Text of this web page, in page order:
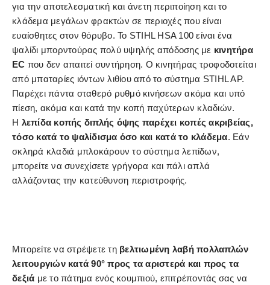
για την αποτελεσματική και άνετη περιποίηση και το
κλάδεμα μεγάλων φρακτών σε περιοχές που είναι
ευαίσθητες στον θόρυβο. Το STIHL HSA 100 είναι ένα
ψαλίδι μπορντούρας πολύ υψηλής απόδοσης με κινητήρα
EC που δεν απαιτεί συντήρηση. Ο κινητήρας τροφοδοτείται
από μπαταρίες ιόντων λιθίου από το σύστημα STIHL AP.
Παρέχει πάντα σταθερό ρυθμό κινήσεων ακόμα και υπό
πίεση, ακόμα και κατά την κοπή παχύτερων κλαδιών.
Η λεπίδα κοπής διπλής όψης παρέχει κοπές ακριβείας,
τόσο κατά το ψαλίδισμα όσο και κατά το κλάδεμα. Εάν
σκληρά κλαδιά μπλοκάρουν το σύστημα λεπίδων,
μπορείτε να συνεχίσετε γρήγορα και πάλι απλά
αλλάζοντας την κατεύθυνση περιστροφής.
Μπορείτε να στρέψετε τη βελτιωμένη λαβή πολλαπλών
λειτουργιών κατά 90° προς τα αριστερά και προς τα
δεξιά με το πάτημα ενός κουμπιού, επιτρέποντάς σας να